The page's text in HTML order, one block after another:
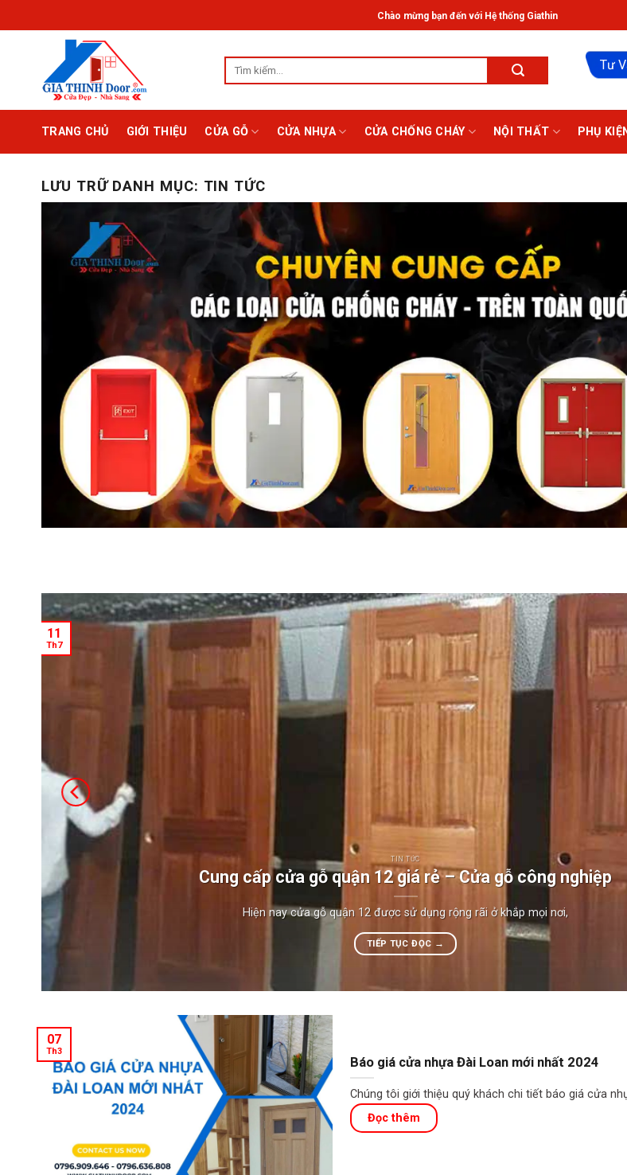
đến
Chào mừng bạn đến với Hệ thống Giathinhdoor® ở HCM: Tân Phú, Bạch
kiếm:
Tư
TRANG CHỦ GIỚI THIỆU CỬA GỖ CỬA NHỰA CỬA CHỐNG CHÁY NỘI THẤT PHỤ
LƯU TRỮ DANH MỤC: TIN TỨC
TIN TỨC
Cung cấp cửa gỗ quận 12 giá rẻ – Cửa gỗ công nghiệp
Hiện nay cửa gỗ quận 12 được sử dụng rộng rãi ở khắp mọi nơi,
TIẾP TỤC ĐỌC →
11
Th7
Báo giá cửa nhựa Đài Loan mới nhất 2024
Chúng tôi giới thiệu quý khách chi tiết báo giá cửa
07
Th3